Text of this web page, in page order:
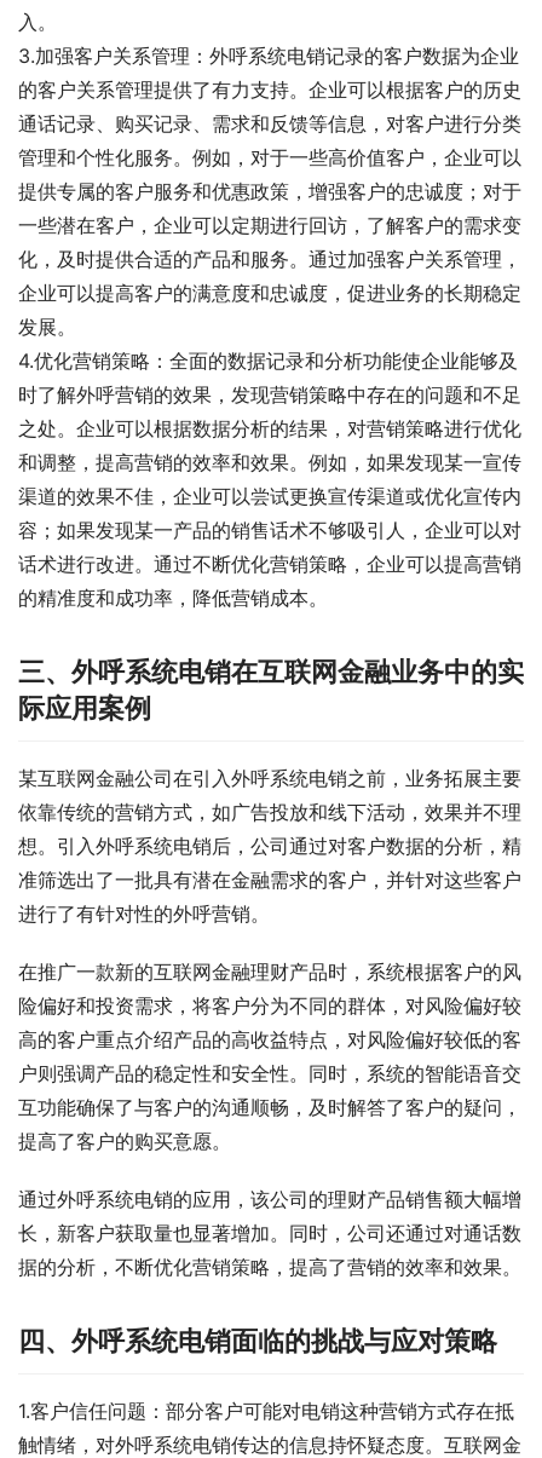
入。
3.加强客户关系管理：外呼系统电销记录的客户数据为企业
的客户关系管理提供了有力支持。企业可以根据客户的历史
通话记录、购买记录、需求和反馈等信息，对客户进行分类
管理和个性化服务。例如，对于一些高价值客户，企业可以
提供专属的客户服务和优惠政策，增强客户的忠诚度；对于
一些潜在客户，企业可以定期进行回访，了解客户的需求变
化，及时提供合适的产品和服务。通过加强客户关系管理，
企业可以提高客户的满意度和忠诚度，促进业务的长期稳定
发展。
4.优化营销策略：全面的数据记录和分析功能使企业能够及
时了解外呼营销的效果，发现营销策略中存在的问题和不足
之处。企业可以根据数据分析的结果，对营销策略进行优化
和调整，提高营销的效率和效果。例如，如果发现某一宣传
渠道的效果不佳，企业可以尝试更换宣传渠道或优化宣传内
容；如果发现某一产品的销售话术不够吸引人，企业可以对
话术进行改进。通过不断优化营销策略，企业可以提高营销
的精准度和成功率，降低营销成本。
三、外呼系统电销在互联网金融业务中的实
际应用案例
某互联网金融公司在引入外呼系统电销之前，业务拓展主要
依靠传统的营销方式，如广告投放和线下活动，效果并不理
想。引入外呼系统电销后，公司通过对客户数据的分析，精
准筛选出了一批具有潜在金融需求的客户，并针对这些客户
进行了有针对性的外呼营销。
在推广一款新的互联网金融理财产品时，系统根据客户的风
险偏好和投资需求，将客户分为不同的群体，对风险偏好较
高的客户重点介绍产品的高收益特点，对风险偏好较低的客
户则强调产品的稳定性和安全性。同时，系统的智能语音交
互功能确保了与客户的沟通顺畅，及时解答了客户的疑问，
提高了客户的购买意愿。
通过外呼系统电销的应用，该公司的理财产品销售额大幅增
长，新客户获取量也显著增加。同时，公司还通过对通话数
据的分析，不断优化营销策略，提高了营销的效率和效果。
四、外呼系统电销面临的挑战与应对策略
1.客户信任问题：部分客户可能对电销这种营销方式存在抵
触情绪，对外呼系统电销传达的信息持怀疑态度。互联网金